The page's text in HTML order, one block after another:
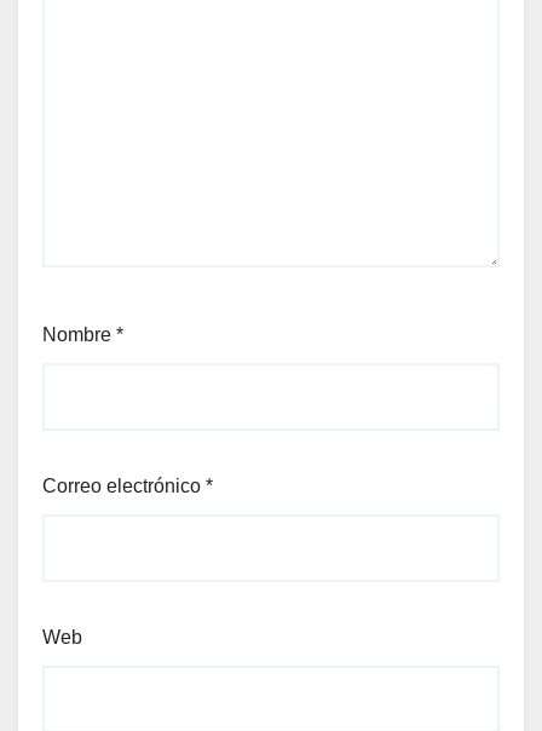
Nombre *
Correo electrónico *
Web